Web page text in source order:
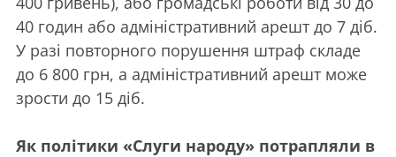
40 годин або адміністративний арешт до 7 діб.
У разі повторного порушення штраф складе
до 6 800 грн, а адміністративний арешт може
зрости до 15 діб.
Як політики «Слуги народу» потрапляли в